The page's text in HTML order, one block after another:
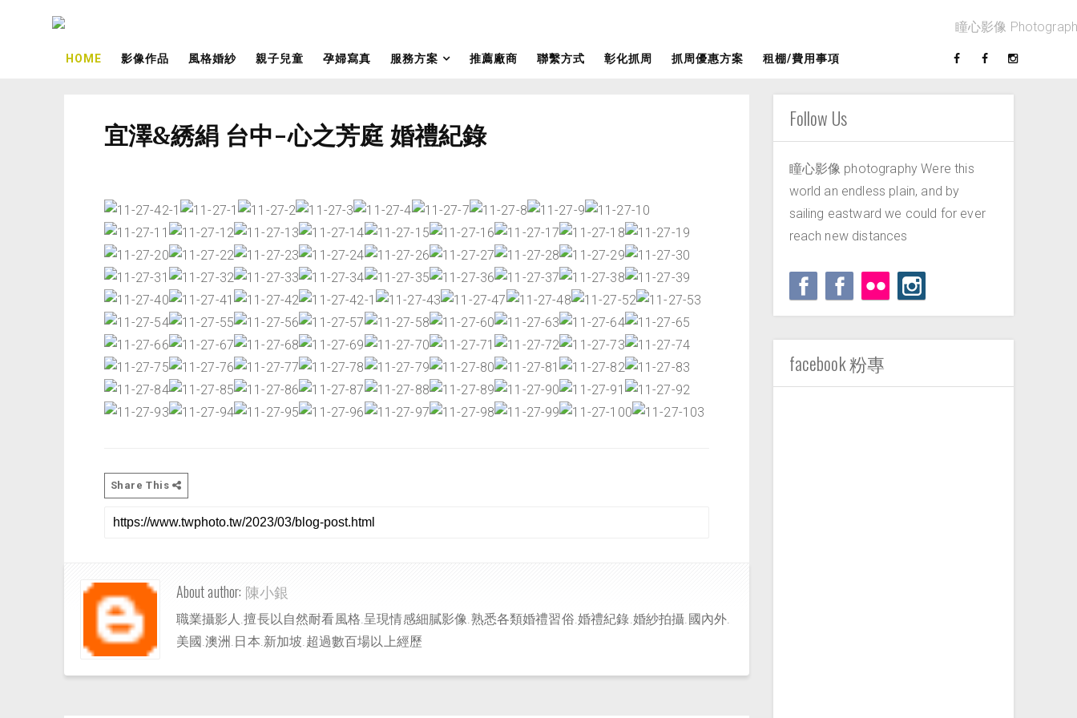
HOME 影像作品 風格婚紗 親子兒童 孕婦寫真 服務方案 推薦廠商 聯繫方式 彰化抓周 抓周優惠方案 租棚/費用事項
宜澤&綉絹 台中-心之芳庭 婚禮紀錄
Share This
About author: 陳小銀
職業攝影人.擅長以自然耐看風格.呈現情感細膩影像.熟悉各類婚禮習俗.婚禮紀錄.婚紗拍攝.國內外.
美國.澳洲.日本.新加坡.超過數百場以上經歷
Follow Us
瞳心影像 photography Were this
world an endless plain, and by
sailing eastward we could for ever
reach new distances
facebook 粉專